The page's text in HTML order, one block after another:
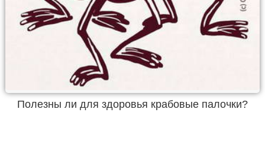
Полезны ли для здоровья крабовые палочки?